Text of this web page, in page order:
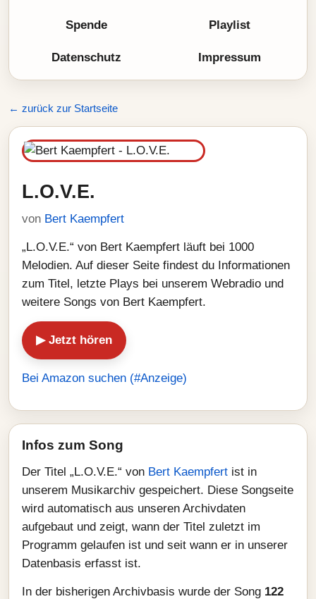
Spende Playlist
Datenschutz Impressum
← zurück zur Startseite
L.O.V.E.
von Bert Kaempfert
„L.O.V.E.“ von Bert Kaempfert läuft bei 1000
Melodien. Auf dieser Seite findest du Informationen
zum Titel, letzte Plays bei unserem Webradio und
weitere Songs von Bert Kaempfert.
▶ Jetzt hören
Bei Amazon suchen (#Anzeige)
Infos zum Song
Der Titel „L.O.V.E.“ von Bert Kaempfert ist in
unserem Musikarchiv gespeichert. Diese Songseite
wird automatisch aus unseren Archivdaten
aufgebaut und zeigt, wann der Titel zuletzt im
Programm gelaufen ist und seit wann er in unserer
Datenbasis erfasst ist.
In der bisherigen Archivbasis wurde der Song 122